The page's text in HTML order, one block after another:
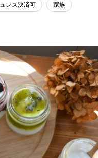
レス決済可 家族